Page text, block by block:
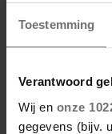
Toestemming
Verantwoord
Wij en onze
gegevens (bijv.
8
‘B&B